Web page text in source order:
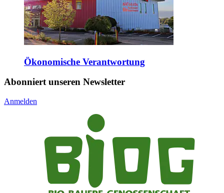
Ökonomische Verantwortung
Abonniert unseren Newsletter
Anmelden